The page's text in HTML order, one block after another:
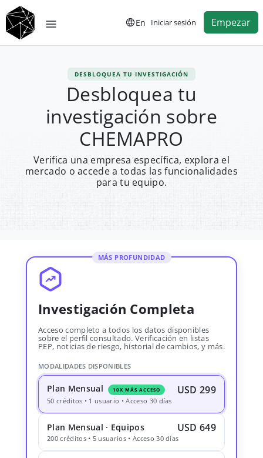
En Iniciar sesión Empezar
DESBLOQUEA TU INVESTIGACIÓN
Desbloquea tu
investigación sobre
CHEMAPRO
Verifica una empresa específica, explora el
mercado o accede a todas las funcionalidades
para tu equipo.
MÁS PROFUNDIDAD
Investigación Completa
Acceso completo a todos los datos disponibles
sobre el perfil consultado. Verificación en listas
PEP, noticias de riesgo, historial de cambios, y más.
MODALIDADES DISPONIBLES
Plan Mensual 10X MÁS ACCESO USD 299
50 créditos • 1 usuario • Acceso 30 días
Plan Mensual · Equipos USD 649
200 créditos • 5 usuarios • Acceso 30 días